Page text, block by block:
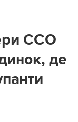
ССО
де